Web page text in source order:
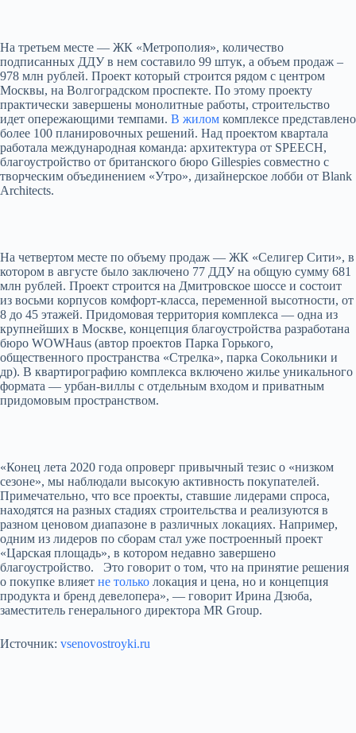
На третьем месте — ЖК «Метрополия», количество
подписанных ДДУ в нем составило 99 штук, а объем продаж –
978 млн рублей. Проект который строится рядом с центром
Москвы, на Волгоградском проспекте. По этому проекту
практически завершены монолитные работы, строительство
идет опережающими темпами. В жилом комплексе представлено
более 100 планировочных решений. Над проектом квартала
работала международная команда: архитектура от SPEECH,
благоустройство от британского бюро Gillespies совместно с
творческим объединением «Утро», дизайнерское лобби от Blank
Architects.
На четвертом месте по объему продаж — ЖК «Селигер Сити», в
котором в августе было заключено 77 ДДУ на общую сумму 681
млн рублей. Проект строится на Дмитровское шоссе и состоит
из восьми корпусов комфорт-класса, переменной высотности, от
8 до 45 этажей. Придомовая территория комплекса — одна из
крупнейших в Москве, концепция благоустройства разработана
бюро WOWHaus (автор проектов Парка Горького,
общественного пространства «Стрелка», парка Сокольники и
др). В квартирографию комплекса включено жилье уникального
формата — урбан-виллы с отдельным входом и приватным
придомовым пространством.
«Конец лета 2020 года опроверг привычный тезис о «низком
сезоне», мы наблюдали высокую активность покупателей.
Примечательно, что все проекты, ставшие лидерами спроса,
находятся на разных стадиях строительства и реализуются в
разном ценовом диапазоне в различных локациях. Например,
одним из лидеров по сборам стал уже построенный проект
«Царская площадь», в котором недавно завершено
благоустройство. Это говорит о том, что на принятие решения
о покупке влияет не только локация и цена, но и концепция
продукта и бренд девелопера», — говорит Ирина Дзюба,
заместитель генерального директора MR Group.
Источник: vsenovostroyki.ru